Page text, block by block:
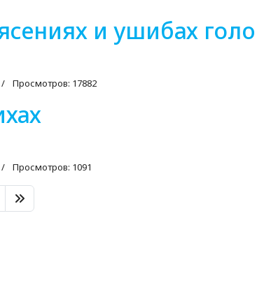
и ушибах
Просмотров: 17882
Просмотров: 1091